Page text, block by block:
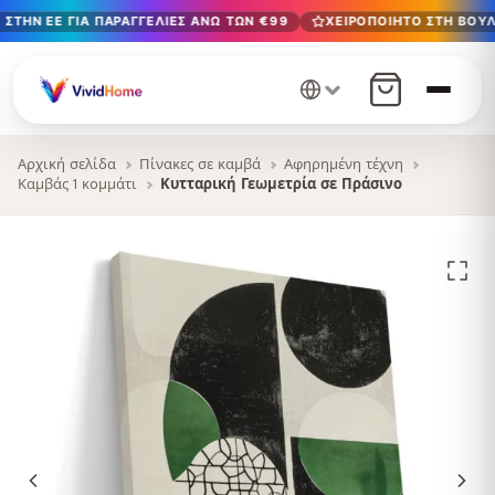
Δωρεάν παράδοση στην ΕΕ για παραγγελίες άνω των €99
Χειροποίητο στη Βουλγαρία · Παράδοση σε 1-7 ημέρες σε
12+ χρόνια χειροτεχνίας · Μόνο υλικά υψηλής ποιότητας
ΕΕ ΓΙΑ ΠΑΡΑΓΓΕΛΊΕΣ ΆΝΩ ΤΩΝ €99 ΧΕΙΡΟΠΟΊΗΤΟ ΣΤΗ
Αρχική σελίδα Πίνακες σε καμβά
Αφηρημένη τέχνη
Καμβάς 1 κομμάτι
Κυτταρική Γεωμετρία σε Πράσινο